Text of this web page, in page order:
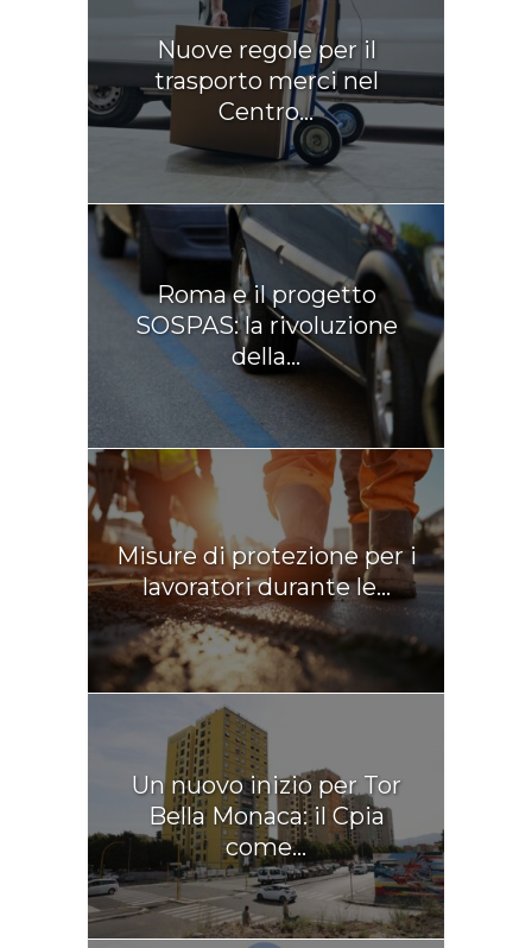
Nuove regole per il
trasporto merci nel
Centro...
Roma e il progetto
SOSPAS: la rivoluzione
della...
Misure di protezione per i
lavoratori durante le...
Un nuovo inizio per Tor
Bella Monaca: il Cpia
come...